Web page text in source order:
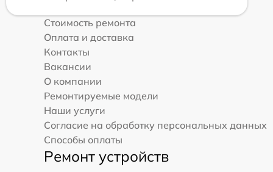
Стоимость ремонта
Оплата и доставка
Контакты
Вакансии
О компании
Ремонтируемые модели
Наши услуги
Согласие на обработку персональных данных
Способы оплаты
Ремонт устройств